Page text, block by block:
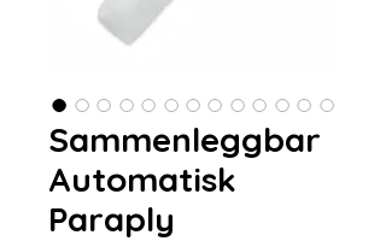
Sammenleggbar
Automatisk
Paraply